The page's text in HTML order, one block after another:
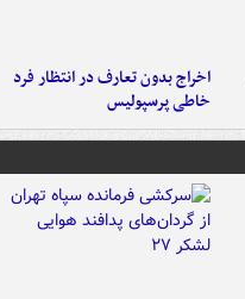
اخراج بدون تعارف در انتظار فرد
خاطی پرسپولیس